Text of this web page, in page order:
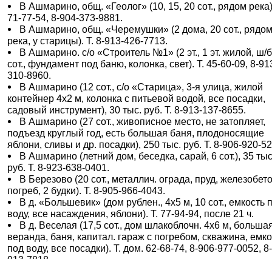
В Ашмарино, общ. «Геолог» (10, 15, 20 сот., рядом
71-77-54, 8-904-373-9881.
В Ашмарино, общ. «Черемушки» (2 дома, 20 сот.,
река, у старицы). Т. 8-913-426-7713.
В Ашмарино. с/о «Строитель №1» (2 эт., 1 эт. жилой, ш/
сот., фундамент под баню, колонка, свет). Т. 45-60-09, 8-
310-8960.
В Ашмарино (12 сот., с/о «Старица», 3-я улица, жилой
контейнер 4х2 м, колонка с питьевой водой, все посадки,
садовый инструмент), 30 тыс. руб. Т. 8-913-137-8655.
В Ашмарино (27 сот., живописное место, не затопляет,
подъезд круглый год, есть большая баня, плодоносящие
яблони, сливы и др. посадки), 250 тыс. руб. Т. 8-906-920-
В Ашмарино (летний дом, беседка, сарай, 6 сот.), 35
руб. Т. 8-923-638-0401.
В Березово (20 сот., металлич. ограда, пруд,
погреб, 2 будки). Т. 8-905-966-4043.
В д. «Большевик» (дом рублен., 4х5 м, 10 сот., емкость
воду, все насаждения, яблони). Т. 77-94-94, после 21 ч.
В д. Веселая (17,5 сот., дом шлакоблочн. 4х6 м,
веранда, баня, капитал. гараж с погребом, скважина,
под воду, все посадки). Т. дом. 62-68-74, 8-906-977-0052,